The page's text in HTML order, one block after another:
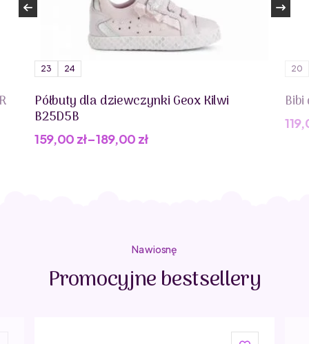
23 24
Półbuty dla dziewczynki Geox Kilwi
B25D5B
159,00 zł–189,00 zł
20
Bibi
Na wiosnę
Promocyjne bestsellery